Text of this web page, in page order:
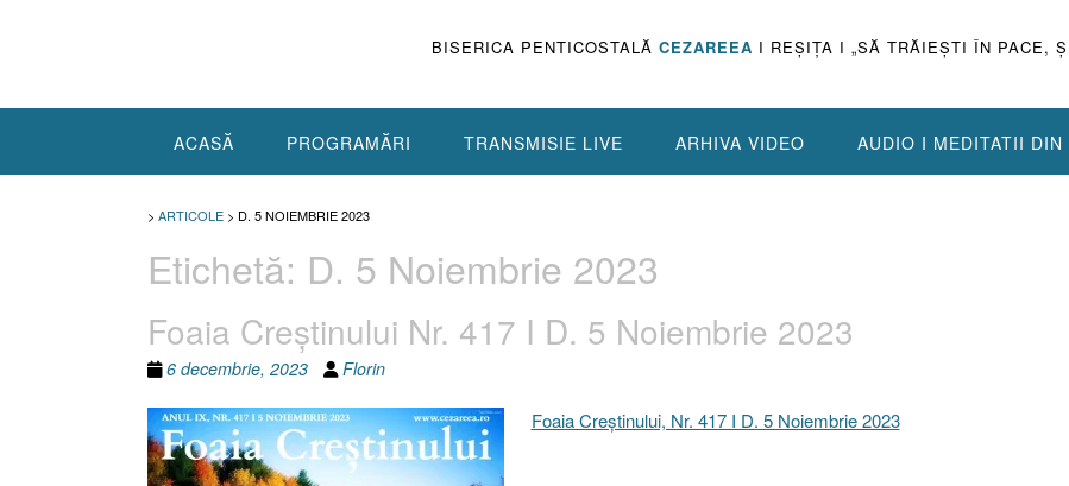
BISERICA PENTICOSTALĂ CEZAREEA I REŞIŢA I „SĂ TRĂIEŞTI ÎN PACE,
ACASĂ PROGRAMĂRI TRANSMISIE LIVE ARHIVA VIDEO AUDIO I MEDITATII DIN
> ARTICOLE > D. 5 NOIEMBRIE 2023
Etichetă: D. 5 Noiembrie 2023
Foaia Creştinului Nr. 417 I D. 5 Noiembrie 2023
6 decembrie, 2023 Florin
Foaia Creştinului, Nr. 417 I D. 5 Noiembrie 2023